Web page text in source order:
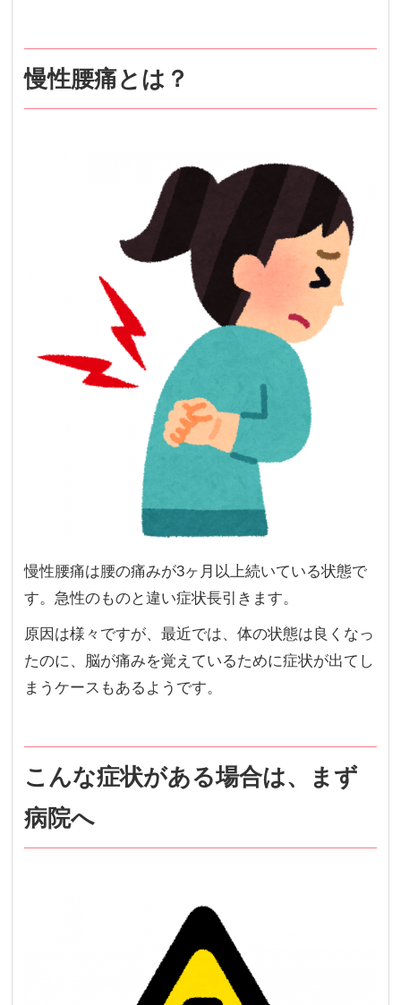
慢性腰痛とは？
慢性腰痛は腰の痛みが3ヶ月以上続いている状態で
す。急性のものと違い症状長引きます。
原因は様々ですが、最近では、体の状態は良くなっ
たのに、脳が痛みを覚えているために症状が出てし
まうケースもあるようです。
こんな症状がある場合は、まず
病院へ